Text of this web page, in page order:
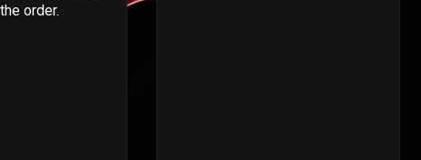
order.